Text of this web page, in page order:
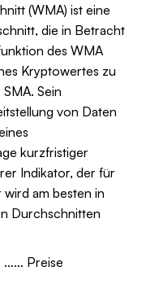
(WMA) ist eine
die in Betracht
des WMA
Kryptowertes zu
Sein
von Daten
kurzfristiger
Indikator, der für
am besten in
Durchschnitten
…… Preise